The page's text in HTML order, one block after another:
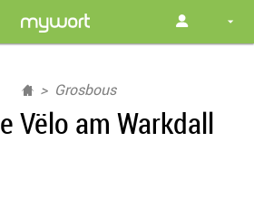
Grosbous
Vëlo am Warkdall